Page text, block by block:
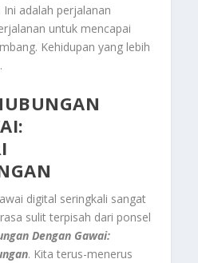
adalah perjalanan
untuk mencapai
Kehidupan yang lebih
digital seringkali sangat
sulit terpisah dari ponsel
Dengan Gawai:
. Kita terus-menerus